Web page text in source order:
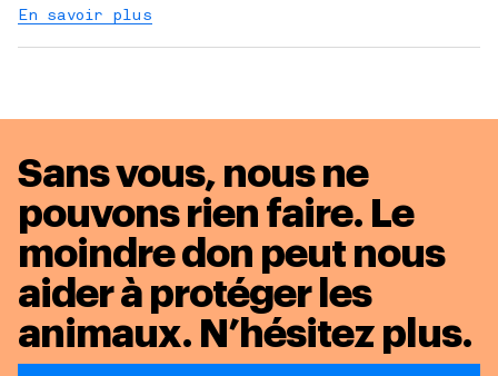
En savoir plus
Sans vous, nous ne
pouvons rien faire. Le
moindre don peut nous
aider à protéger les
animaux. N’hésitez plus.